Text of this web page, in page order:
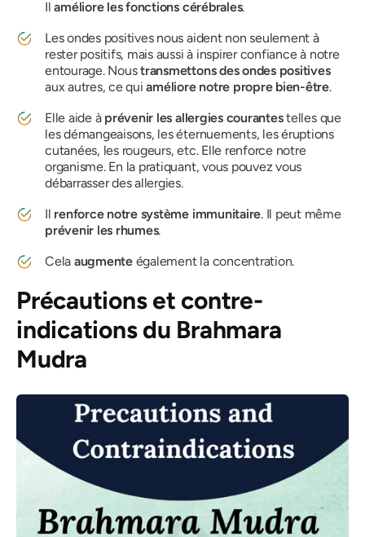
Ilaméliore les fonctions cérébrales.
Les ondes positives nous aident non seulement à
rester positifs, mais aussi à inspirer confiance à notre
entourage. Noustransmettons des ondes positives
aux autres, ce quiaméliore notre propre bien-être.
Elle aide à prévenir les allergies courantestelles que
les démangeaisons, les éternuements, les éruptions
cutanées, les rougeurs, etc. Elle renforce notre
organisme. En la pratiquant, vous pouvez vous
débarrasser des allergies.
Il renforce notre système immunitaire. Il peut même
prévenir les rhumes.
Cela augmenteégalement la concentration.
Précautions et contre-
indicationsdu Brahmara
Mudra